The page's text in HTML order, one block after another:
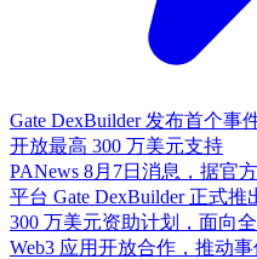
Gate DexBuilder 发布首个事
开放最高 300 万美元支持
PANews 8月7日消息，据官
平台 Gate DexBuilder 正式
300 万美元资助计划，面向
Web3 应用开放合作，推动